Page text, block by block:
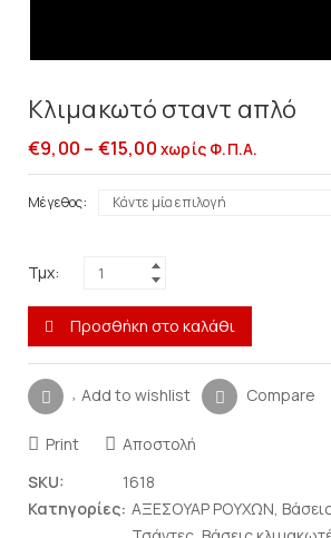
Κλιμακωτό σταντ απλό
€9,00 – €15,00 χωρίς Φ.Π.Α.
Μέγεθος
Τμχ:
Προσθήκη στο καλάθι
Add to wishlist Compare
Print
Αποστολή
SKU:
1618
Κατηγορίες: ΑΞΕΣΟΥΑΡ ΡΟΥΧΩΝ,